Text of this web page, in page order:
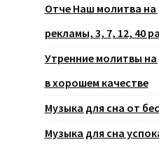
Отче Наш молитва на
рекламы, 3, 7, 12, 40
Утренние молитвы
в хорошем качестве
Музыка для сна от
Музыка для сна